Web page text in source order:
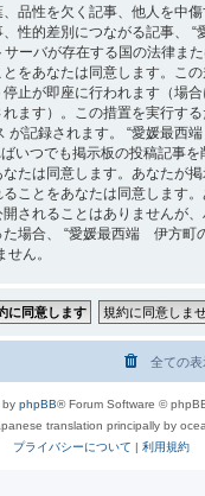
品性を欠く記事、他人を中
、性的差別につながる記事、
サーバが存在する国の法律ま
をあなたは同意します。こ
止が即座に行われます（場
ます）。この措置を実行す
が記録されます。 “愛媛最西
いつでも掲示板の投稿記事
たは同意します。あなたが
ことをあなたは同意します
されることはありませんが
場合、 “愛媛最西端 伊方町
ん。
全ての表
by phpBB® Forum Software ©
translation principally by
プライバシーについて | 利用規約